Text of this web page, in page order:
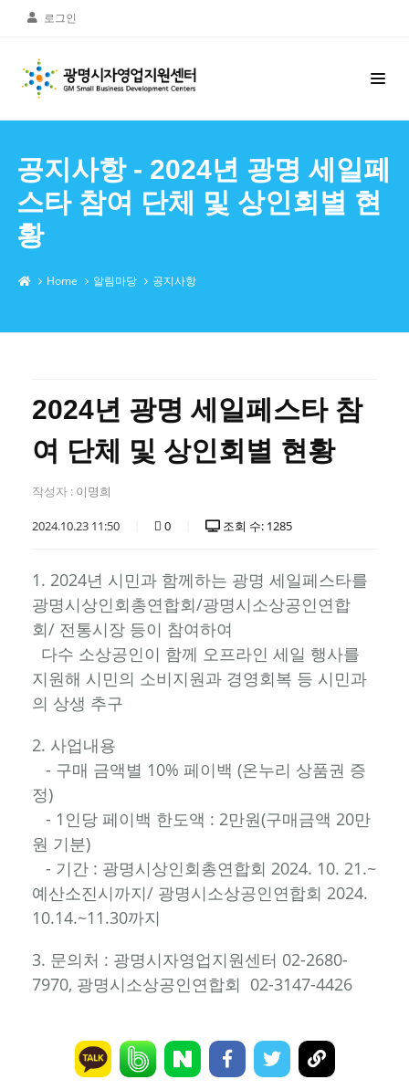
로그인
공지사항 - 2024년 광명 세일페
스타 참여 단체 및 상인회별 현
황
Home 알림마당 공지사항
2024년 광명 세일페스타 참
여 단체 및 상인회별 현황
작성자 : 이명희
2024.10.23 11:50 0 조회 수: 1285
1. 2024년 시민과 함께하는 광명 세일페스타를
광명시상인회총연합회/광명시소상공인연합
회/ 전통시장 등이 참여하여
다수 소상공인이 함께 오프라인 세일 행사를
지원해 시민의 소비지원과 경영회복 등 시민과
의 상생 추구
2. 사업내용
- 구매 금액별 10% 페이백 (온누리 상품권 증
정)
- 1인당 페이백 한도액 : 2만원(구매금액 20만
원 기분)
- 기간 : 광명시상인회총연합회 2024. 10. 21.~
예산소진시까지/ 광명시소상공인연합회 2024.
10.14.~11.30까지
3. 문의처 : 광명시자영업지원센터 02-2680-
7970, 광명시소상공인연합회 02-3147-4426